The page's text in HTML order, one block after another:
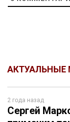
АКТУАЛЬНЫЕ
2 года назад
Сергей